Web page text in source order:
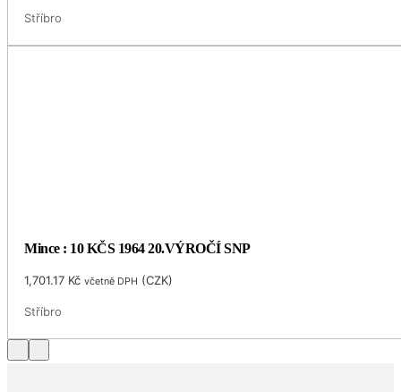
Stříbro
Mince : 10 KČS 1964 20.VÝROČÍ SNP
1,701.17 Kč včetně DPH (CZK)
Stříbro